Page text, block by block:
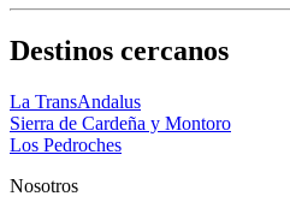
Destinos cercanos
La TransAndalus
Sierra de Cardeña y Montoro
Los Pedroches
Nosotros